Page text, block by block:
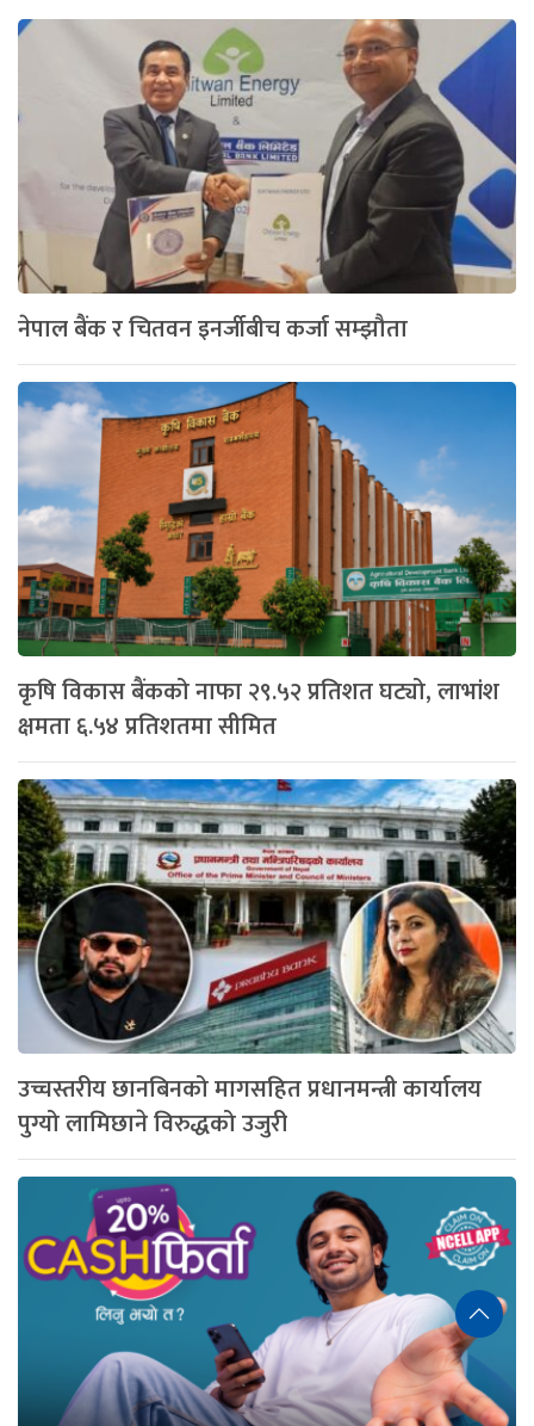
नेपाल बैंक र चितवन इनर्जीबीच कर्जा सम्झौता
कृषि विकास बैंकको नाफा २९.५२ प्रतिशत घट्यो, लाभांश
क्षमता ६.५४ प्रतिशतमा सीमित
उच्चस्तरीय छानबिनको मागसहित प्रधानमन्त्री कार्यालय
पुग्यो लामिछाने विरुद्धको उजुरी